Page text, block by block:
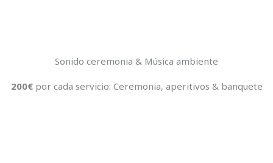
Sonido ceremonia & Música ambiente
200€por cada servicio: Ceremonia, aperitivos & banquete